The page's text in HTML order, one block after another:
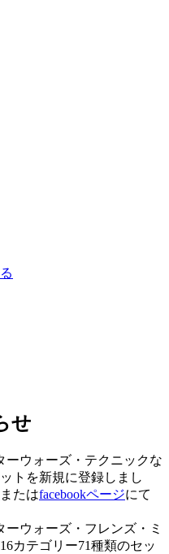
ーウォーズ・テクニックな
トを新規に登録しまし
またはfacebookページにて
ーウォーズ・フレンズ・ミ
カテゴリー71種類のセッ